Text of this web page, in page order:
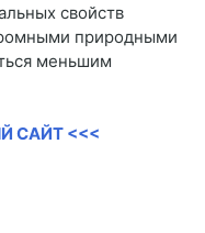
свойств
природными
меньшим
САЙТ <<<